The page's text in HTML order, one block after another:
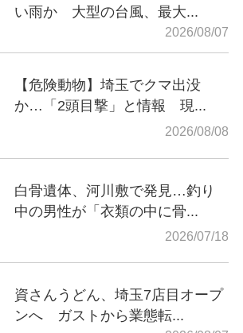
い雨か 大型の台風、最大...
2026/08/07
【危険動物】埼玉でクマ出没
か…「2頭目撃」と情報 現...
2026/08/08
白骨遺体、河川敷で発見…釣り
中の男性が「衣類の中に骨...
2026/07/18
資さんうどん、埼玉7店目オープ
ンへ ガストから業態転...